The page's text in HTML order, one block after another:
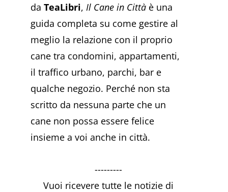
da TeaLibri, Il Cane in Città è una
guida completa su come gestire al
meglio la relazione con il proprio
cane tra condomini, appartamenti,
il traffico urbano, parchi, bar e
qualche negozio. Perché non sta
scritto da nessuna parte che un
cane non possa essere felice
insieme a voi anche in città.
---------
Vuoi ricevere tutte le notizie di